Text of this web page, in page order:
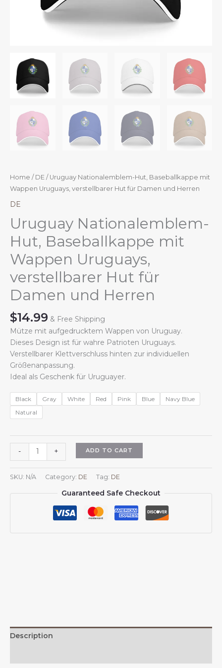
Home / DE / Uruguay Nationalemblem-Hut, Baseballkappe mit
Wappen Uruguays, verstellbarer Hut für Damen und Herren
DE
Uruguay Nationalemblem-
Hut, Baseballkappe mit
Wappen Uruguays,
verstellbarer Hut für
Damen und Herren
$14.99 & Free Shipping
Mütze mit aufgedrucktem Wappen von Uruguay.
Dieses Design ist für wahre Patrioten Uruguays.
Verstellbarer Klettverschluss hinten zur individuellen
Größenanpassung.
Ideal als Geschenk für Uruguayer.
Black Gray White Red Pink Blue
Navy Blue
Natural
-
Uruguay
Nationalemblem-
Hut,
Baseballkappe
mit
+ ADD TO CART
SKU: N/A Category: DE Tag: DE
Guaranteed Safe Checkout
Description